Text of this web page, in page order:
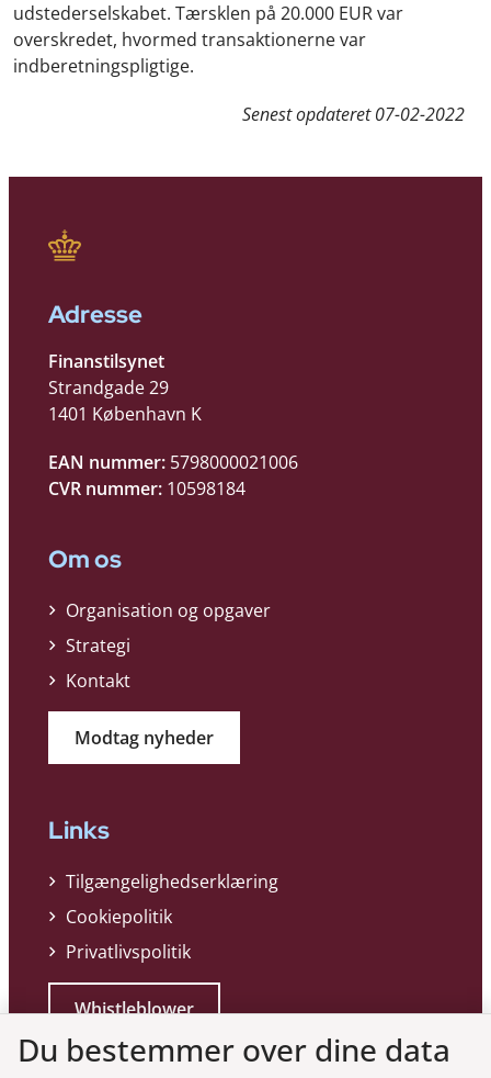
udstederselskabet. Tærsklen på 20.000 EUR var
overskredet, hvormed transaktionerne var
indberetningspligtige.
Senest opdateret07-02-2022
Adresse
Finanstilsynet
Strandgade 29
1401 København K
EAN nummer: 5798000021006
CVR nummer: 10598184
Om os
Organisation og opgaver
Strategi
Kontakt
Modtag nyheder
Links
Tilgængelighedserklæring
Cookiepolitik
Privatlivspolitik
Whistleblower
Du bestemmer over dine data